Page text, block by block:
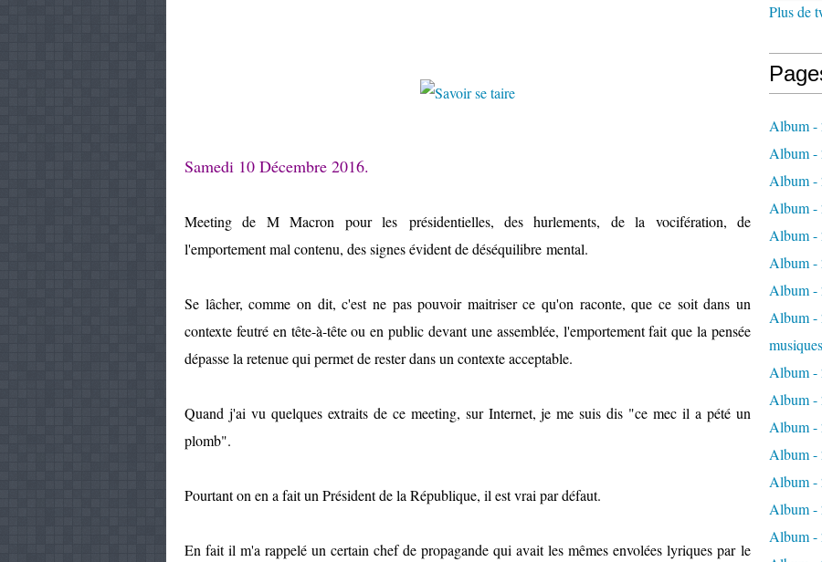
Samedi 10 Décembre 2016.
Meeting de M Macron pour les présidentielles, des hurlements, de la vocifération, de
l'emportement mal contenu, des signes évident de déséquilibre mental.
Se lâcher, comme on dit, c'est ne pas pouvoir maitriser ce qu'on raconte, que ce soit dans un
contexte feutré en tête-à-tête ou en public devant une assemblée, l'emportement fait que la pensée
dépasse la retenue qui permet de rester dans un contexte acceptable.
Quand j'ai vu quelques extraits de ce meeting, sur Internet, je me suis dis "ce mec il a pété un
plomb".
Pourtant on en a fait un Président de la République, il est vrai par défaut.
En fait il m'a rappelé un certain chef de propagande qui avait les mêmes envolées lyriques par le
Plus de
Album -
Album -
Album -
Album -
Album -
Album -
Album -
Album -
musiques
Album -
Album -
Album -
Album -
Album -
Album -
Album -